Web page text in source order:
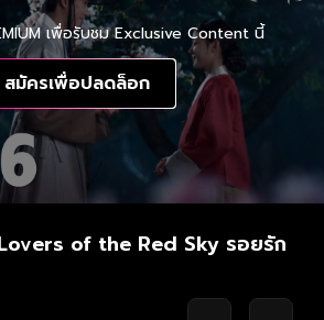
เพื่อรับชม Exclusive Content นี้
สมัครเพื่อปลดล็อก
of the Red Sky รอยรัก